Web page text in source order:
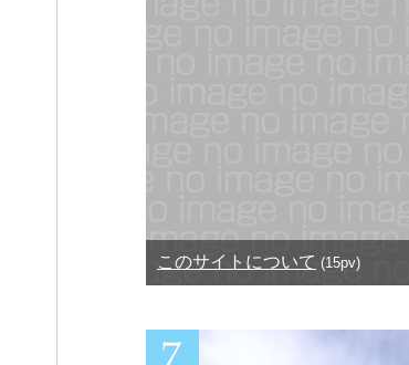
このサイトについて (15pv)